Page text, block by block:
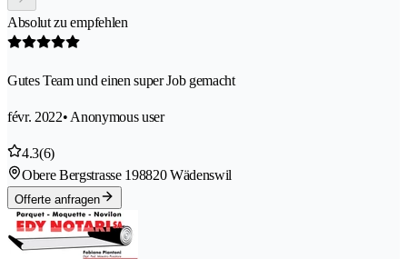
Absolut zu empfehlen
Gutes Team und einen super Job gemacht
févr. 2022• Anonymous user
4.3(6)
Obere Bergstrasse 198820 Wädenswil
Offerte anfragen